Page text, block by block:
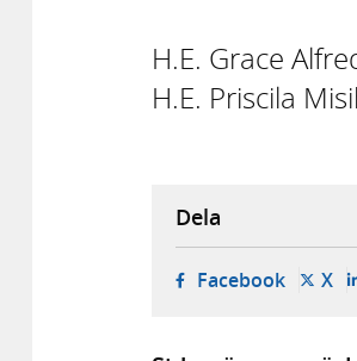
H.E. Grace
H.E. Priscila
Dela
Facebook- X-